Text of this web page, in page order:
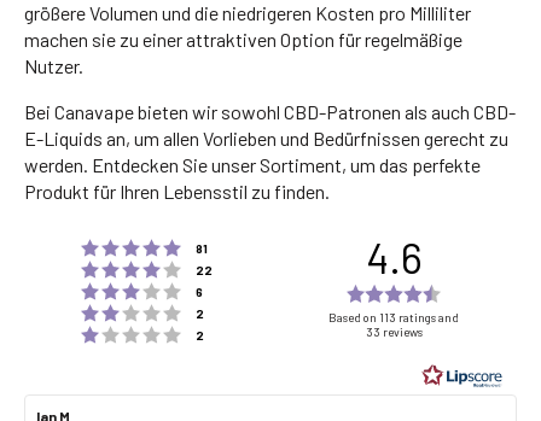
größere Volumen und die niedrigeren Kosten pro Milliliter
machen sie zu einer attraktiven Option für regelmäßige
Nutzer.
Bei Canavape bieten wir sowohl CBD-Patronen als auch CBD-
E-Liquids an, um allen Vorlieben und Bedürfnissen gerecht zu
werden. Entdecken Sie unser Sortiment, um das perfekte
Produkt für Ihren Lebensstil zu finden.
Rating 5 out of 5 stars
81
Rating 4 out of 5 stars
22
Rating 3 out of 5 stars
6
Rating 2 out of 5 stars
2
Rating 1 out of 5 stars
2
4.6
4.6
of
5
Based on 113 ratings and
33 reviews
Review
Ian M